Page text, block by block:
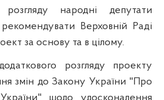
народні депутати
Верховній Раді
за основу та в цілому.
розгляду проекту
змін до Закону України "Про
щодо удосконалення